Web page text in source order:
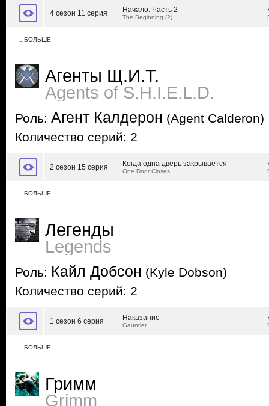
4 сезон 11 серия Начало. Часть 2
The Beginning (2)
…БОЛЬШЕ
Агенты Щ.И.Т.
Agents of S.H.I.E.L.D.
Роль: Агент Калдерон (Agent Calderon)
Количество серий: 2
2 сезон 15 серия Когда одна дверь закрывается
One Door Closes
…БОЛЬШЕ
Легенды
Legends
Роль: Кайл Добсон (Kyle Dobson)
Количество серий: 2
1 сезон 6 серия Наказание
Gauntlet
…БОЛЬШЕ
Гримм
Grimm